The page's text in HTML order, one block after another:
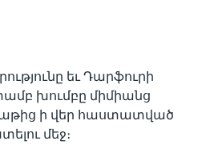
Ի ԿԱՆՈՆԱԴՐՈՒԹՅՈՒՆ
եւ Դարֆուրի
խումբը միմիանց
ի վեր հաստատված
մեջ։